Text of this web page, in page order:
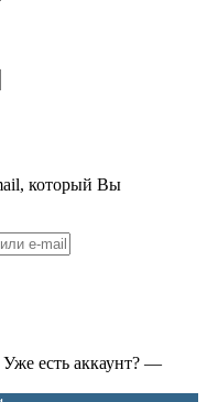
который Вы
Уже есть аккаунт? —